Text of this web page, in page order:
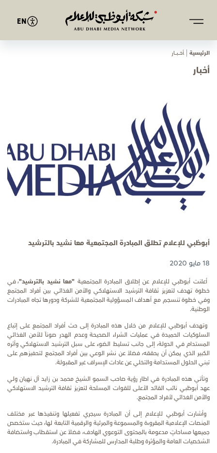
EN
الرئيسية ﺄﺧـــﺒـــﺎر
أخبار
أبوظبي للإعلام تطلق المبادرة المجتمعية معا نشيد بالترشيد
18 مايو 2020
أعلنت أبوظبي للإعلام عن إطلاق المبادرة المجتمعية "معا نشيد بالترشيد"، في
خطوة تهدف لتعزيز ثقافة الترشيد الاستهلاكي والأمن الغذائي بين أفراد المجتمع
وفي خطوة تنسجم مع أهداف المسؤولية المجتمعية للشركة ودورها تجاه المبادرات
الوطنية.
وتهدف أبوظبي للإعلام من خلال هذه المبادرة إلى حث أفراد المجتمع على إتباع
السلوكيات الحميدة في عمليات الشراء الصحيحة وعدم الهدر صوناً للأمن الغذائي
المستدام في الدولة، إلى جانب تسليط الضوء على سبل الترشيد الاستهلاكي وأثره
الكبير الذي يمكن أن يحققه، فضلاً عن نشر الوعي بين أفراد المجتمع لتحفيزهم على
تبني الحلول المستدامة والتخلي عن عادات الإسراف غير المقبولة.
وتأتي هذه المبادرة في اطار رؤية صاحب السمو الشيخ محمد بن زايد آل نهيان ولي
عهد أبوظبي نائب القائد الأعلى للقوات المسلحة لتعزيز ثقافة الترشيد الاستهلاكي
والأمن الغذائي لأفراد المجتمع.
وأشارت أبوظبي للإعلام إلى أن المبادرة سيجري تفعيلها وتنفيذها عبر مختلف
المنصات الإعلامية المقروءة والمسموعة والمرئية والرقمية التابعة لها، حيث ستخصص
جميعها مساحاتٍ مدعومة بالمحتوى التوعوي الهادف، فضلاً عن استقطاب واستضافة
الشخصيات العامة والمؤثرة وطلبة المدارس للمشاركة في المبادرة.